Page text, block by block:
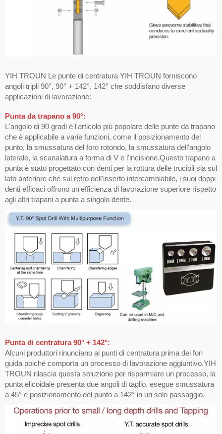
YIH TROUN Le punte di centratura YIH TROUN forniscono
angoli tripli 90°, 90° + 142°, 142° che soddisfano diverse
applicazioni di lavorazione:
Punta da trapano a 90°:
L'angolo di 90 gradi è l'articolo più popolare delle punte da trapano
che è applicabile a varie funzioni, come il posizionamento del
punto, la smussatura del foro rotondo, la smussatura dell'angolo
laterale, la scanalatura a forma di V e l'incisione.Questo trapano a
punta è stato progettato con denti per la rottura delle trucioli sia sul
lato anteriore che sul retro dell'inserto intercambiabile, i suoi doppi
denti efficaci offrono un'efficienza di lavorazione superiore rispetto
agli altri trapani a punta a singolo dente.
Punta di centratura 90° + 142°:
Alcuni produttori rinunciano ai punti di centratura prima dei fori
guida poiché comporta un processo di lavorazione aggiuntivo.YIH
TROUN rilascia questa soluzione per risparmiare un processo, la
punta elicoidale presenta due angoli di taglio, esegue smussatura
a 45° e posizionamento del punto a 142° in un solo passaggio.